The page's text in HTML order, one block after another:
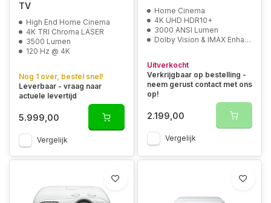
TV
High End Home Cinema
4K TRI Chroma LASER
3500 Lumen
120 Hz @ 4K
Nog 1 over, bestel snel!
Leverbaar - vraag naar
actuele levertijd
5.999,00
Vergelijk
Home Cinema
4K UHD HDR10+
3000 ANSI Lumen
Dolby Vision & IMAX Enhanced
Uitverkocht
Verkrijgbaar op bestelling -
neem gerust contact met ons
op!
2.199,00
Vergelijk